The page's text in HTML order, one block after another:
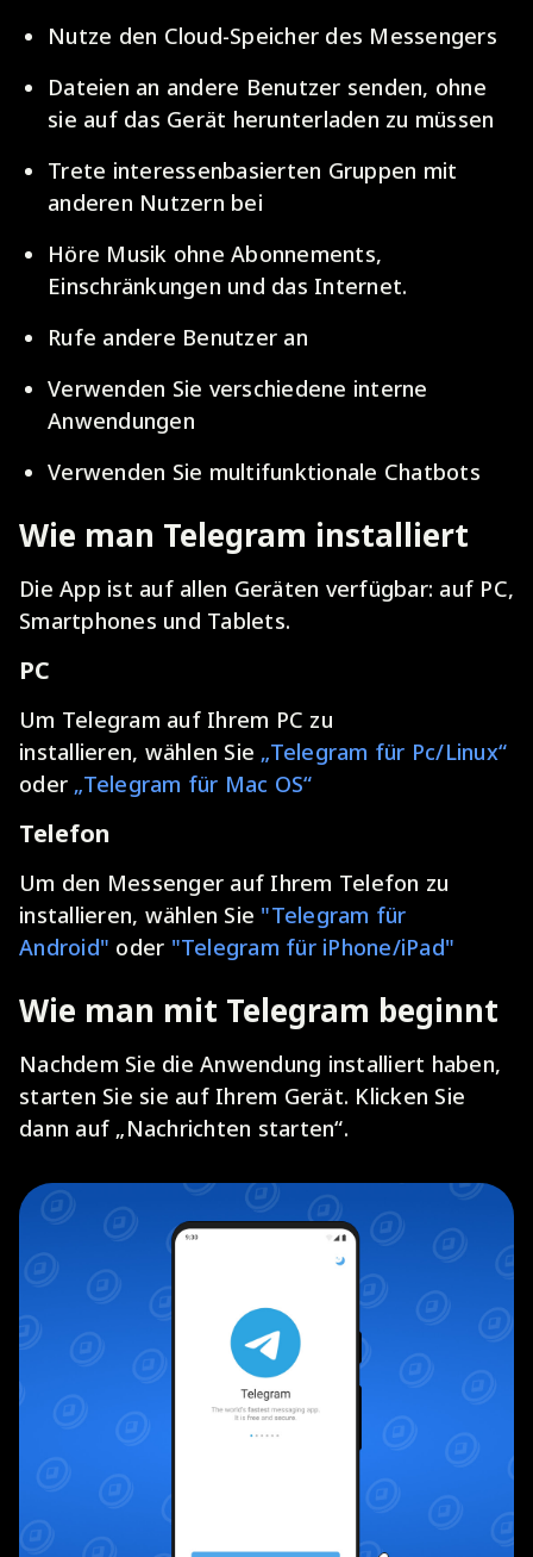
Nutze den Cloud-Speicher des Messengers
Dateien an andere Benutzer senden, ohne
sie auf das Gerät herunterladen zu müssen
Trete interessenbasierten Gruppen mit
anderen Nutzern bei
Höre Musik ohne Abonnements,
Einschränkungen und das Internet.
Rufe andere Benutzer an
Verwenden Sie verschiedene interne
Anwendungen
Verwenden Sie multifunktionale Chatbots
Wie man Telegram installiert
Die App ist auf allen Geräten verfügbar: auf PC,
Smartphones und Tablets.
PC
Um Telegram auf Ihrem PC zu
installieren, wählen Sie „Telegram für Pc/Linux“
oder „Telegram für Mac OS“
Telefon
Um den Messenger auf Ihrem Telefon zu
installieren, wählen Sie "Telegram für
Android" oder "Telegram für iPhone/iPad"
Wie man mit Telegram beginnt
Nachdem Sie die Anwendung installiert haben,
starten Sie sie auf Ihrem Gerät. Klicken Sie
dann auf „Nachrichten starten“.